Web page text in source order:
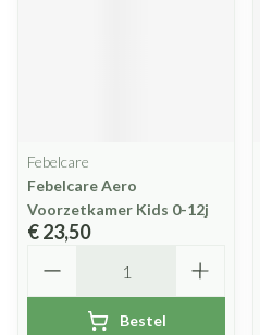
Febelcare
Febelcare Aero
Voorzetkamer Kids 0-12j
€ 23,50
Bestel